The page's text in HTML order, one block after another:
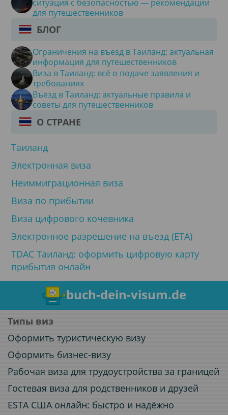
ситуация с безопасностью — рекомендации
для путешественников
БЛОГ
Ограничения на въезд в Таиланд: актуальная
информация для путешественников
Виза в Таиланд: всё о подаче заявления и
требованиях
Въезд в Таиланд: актуальные правила и
советы для путешественников
О СТРАНЕ
Таиланд
Электронная виза
Неиммиграционная виза
Виза по прибытии
Виза цифрового кочевника
Электронное разрешение на въезд (ETA)
TDAC Таиланд: оформить цифровую карту
прибытия онлайн
buch-dein-visum.de
Типы виз
Оформить туристическую визу
Оформить бизнес-визу
Рабочая виза для трудоустройства за границей
Гостевая виза для родственников и друзей
ESTA США онлайн: быстро и надёжно